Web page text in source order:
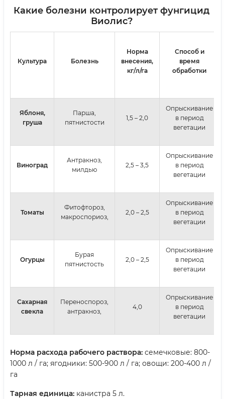
Какие болезни контролирует фунгицид
Виолис?
Культура Болезнь
Норма
внесения,
кг/л/га
Способ и
время
обработки
Яблоня,
груша
Парша,
пятнистости
1,5 – 2,0
Опрыскивание
в период
вегетации
Виноград
Антракноз,
милдью
2,5 – 3,5
Опрыскивание
в период
вегетации
Томаты
Фитофтороз,
макроспориоз,
2,0 – 2,5
Опрыскивание
в период
вегетации
Огурцы
Бурая
пятнистость
2,0 – 2,5
Опрыскивание
в период
вегетации
Сахарная
свекла
Переноспороз,
антракноз,
4,0
Опрыскивание
в период
вегетации
Норма расхода рабочего раствора: семечковые: 800-
1000 л / га; ягодники: 500-900 л / га; овощи: 200-400 л /
га
Тарная единица: канистра 5 л.